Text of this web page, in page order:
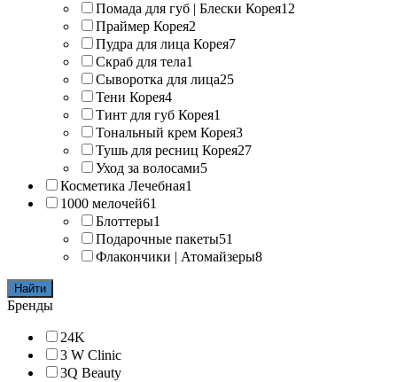
Помада для губ | Блески Корея12
Праймер Корея2
Пудра для лица Корея7
Скраб для тела1
Сыворотка для лица25
Тени Корея4
Тинт для губ Корея1
Тональный крем Корея3
Тушь для ресниц Корея27
Уход за волосами5
Косметика Лечебная1
1000 мелочей61
Блоттеры1
Подарочные пакеты51
Флакончики | Атомайзеры8
Найти
Бренды
24K
3 W Clinic
3Q Beauty